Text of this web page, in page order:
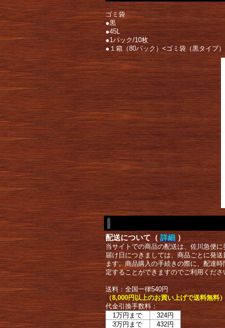
ゴミ袋
●黒
●45L
●1パック/10枚
●１箱（80パック）<ゴミ袋（黒タイプ
配送について（ 詳細 ）
当サイトでの商品の配送は、佐川急便
届け日につきましては、商品ごとに発
ます。商品購入の手続きの際に、配達
定することができますのでご利用くださ
送料：全国一律540円
（8,000円以上のお買い上げで送料無料
代金引換手数料：
1万円まで
324円
3万円まで
432円